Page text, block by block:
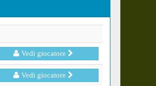
Vedi giocatore
Vedi giocatore